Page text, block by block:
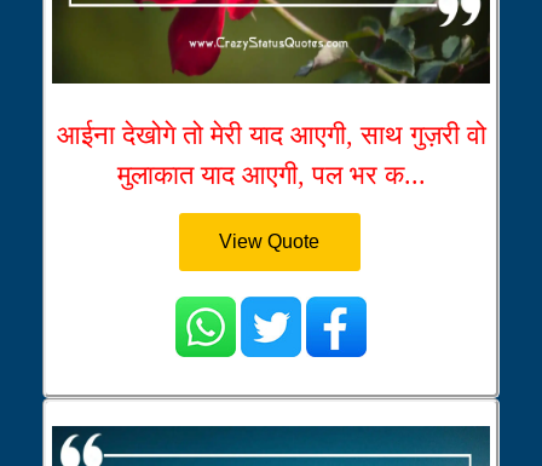
आईना देखोगे तो मेरी याद आएगी, साथ गुज़री वो
मुलाकात याद आएगी, पल भर क...
View Quote